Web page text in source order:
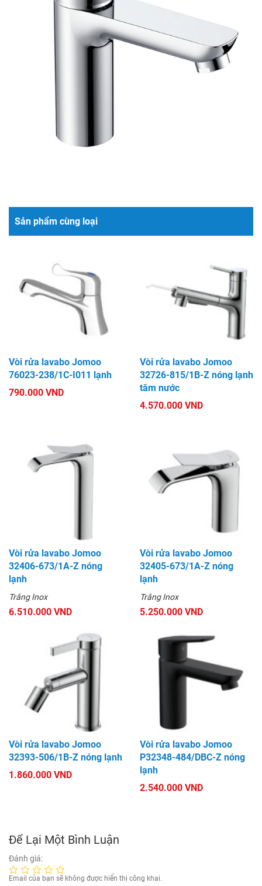
Sản phẩm cùng loại
Vòi rửa lavabo Jomoo
76023-238/1C-I011 lạnh
790.000 VND
Vòi rửa lavabo Jomoo
32726-815/1B-Z nóng lạnh
tăm nước
4.570.000 VND
Vòi rửa lavabo Jomoo
32406-673/1A-Z nóng
lạnh
Trắng Inox
6.510.000 VND
Vòi rửa lavabo Jomoo
32405-673/1A-Z nóng
lạnh
Trắng Inox
5.250.000 VND
Vòi rửa lavabo Jomoo
32393-506/1B-Z nóng lạnh
1.860.000 VND
Vòi rửa lavabo Jomoo
P32348-484/DBC-Z nóng
lạnh
2.540.000 VND
Để Lại Một Bình Luận
Đánh giá:
Email của bạn sẽ không được hiển thị công khai.